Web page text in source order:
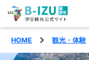
伊豆半島を知る
HOME 観光・体験